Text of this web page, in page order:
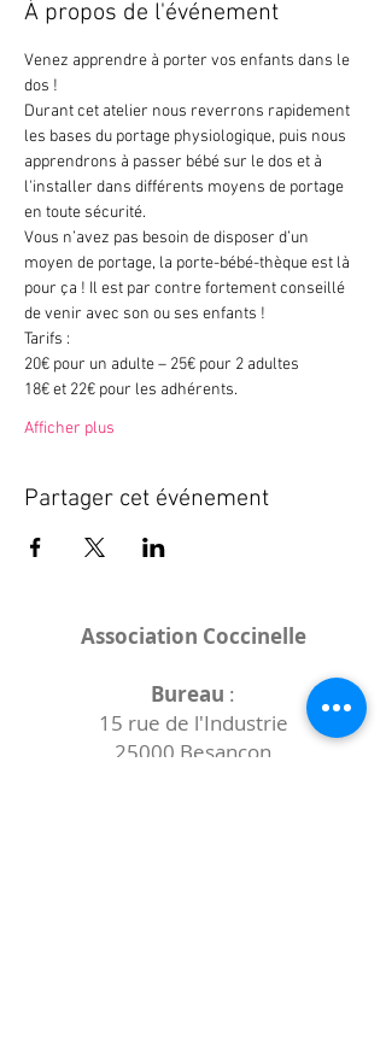
À propos de l'événement
Venez apprendre à porter vos enfants dans le
dos !
Durant cet atelier nous reverrons rapidement
les bases du portage physiologique, puis nous
apprendrons à passer bébé sur le dos et à
l'installer dans différents moyens de portage
en toute sécurité.
Vous n’avez pas besoin de disposer d’un
moyen de portage, la porte-bébé-thèque est là
pour ça ! Il est par contre fortement conseillé
de venir avec son ou ses enfants !
Tarifs :
20€ pour un adulte – 25€ pour 2 adultes
18€ et 22€ pour les adhérents.
Afficher plus
Partager cet événement
Association Coccinelle
Bureau :
15 rue de l'Industrie
25000 Besançon